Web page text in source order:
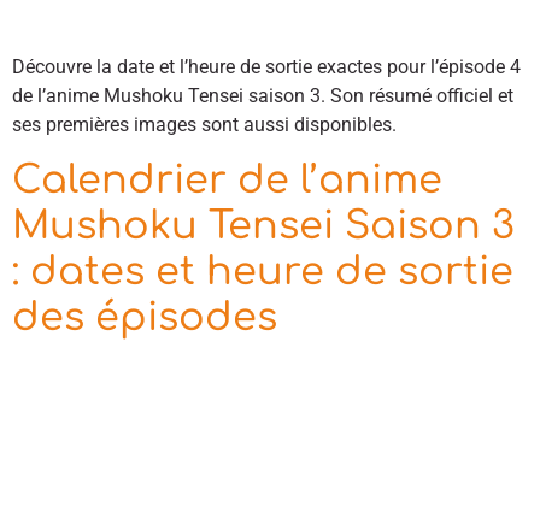
Découvre la date et l’heure de sortie exactes pour l’épisode 4
de l’anime Mushoku Tensei saison 3. Son résumé officiel et
ses premières images sont aussi disponibles.
Calendrier de l’anime
Mushoku Tensei Saison 3
: dates et heure de sortie
des épisodes